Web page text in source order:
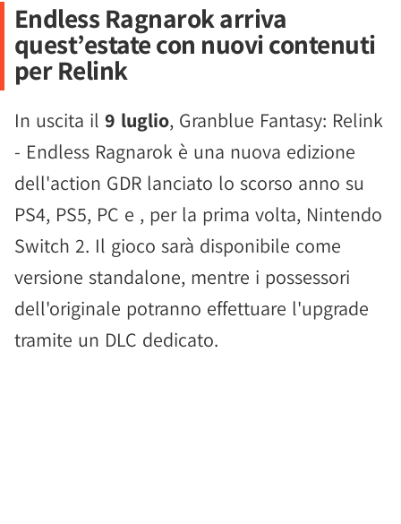
Endless Ragnarok arriva
quest’estate con nuovi contenuti
per Relink
In uscita il 9 luglio, Granblue Fantasy: Relink
- Endless Ragnarok è una nuova edizione
dell'action GDR lanciato lo scorso anno su
PS4, PS5, PC e , per la prima volta, Nintendo
Switch 2. Il gioco sarà disponibile come
versione standalone, mentre i possessori
dell'originale potranno effettuare l'upgrade
tramite un DLC dedicato.